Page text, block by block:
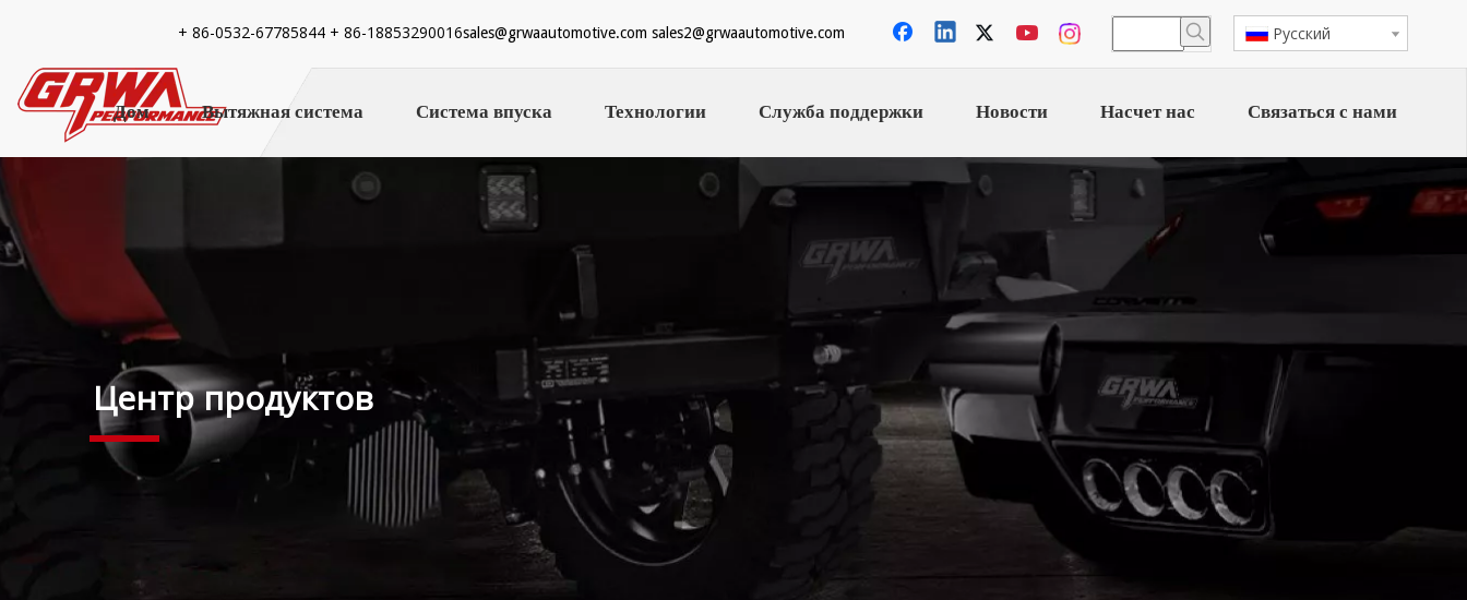
+ 86-0532-67785844 + 86-18853290016sales@grwaautomotive.com sales2@grwaautomotive.com Pусский
Дом Вытяжная система Система впуска Технологии Служба поддержки Новости Насчет нас Связаться с нами
Центр продуктов